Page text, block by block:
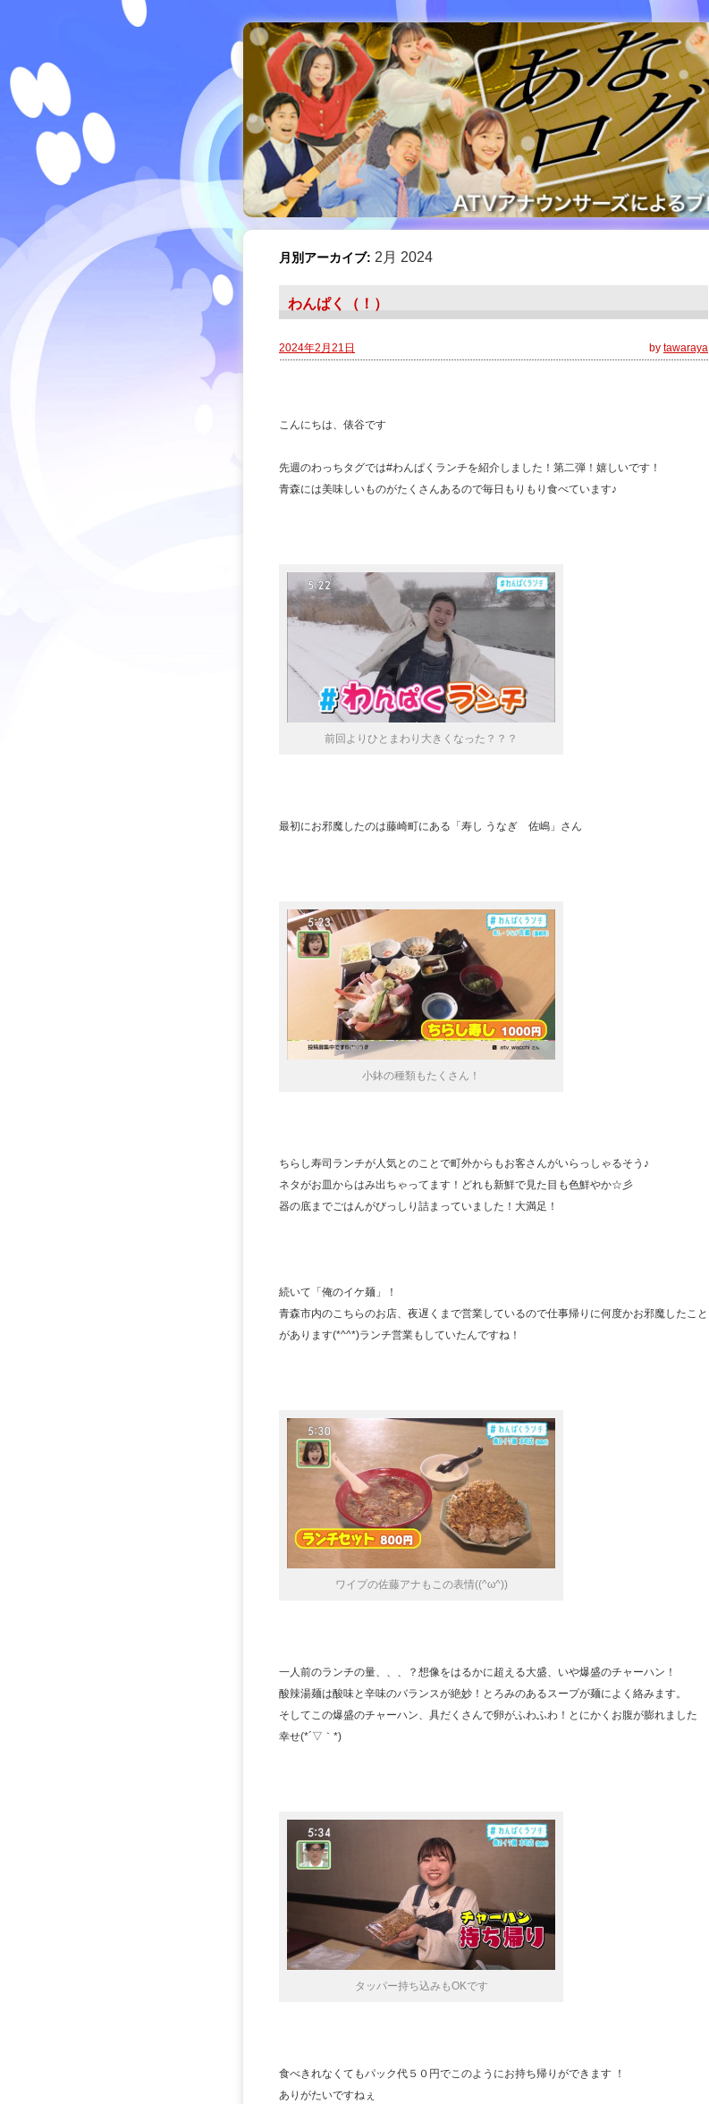
月別アーカイブ: 2月 2024
わんぱく（！）
2024年2月21日 by tawaraya
こんにちは、俵谷です
先週のわっちタグでは#わんぱくランチを紹介しました！第二弾！嬉しいです！
青森には美味しいものがたくさんあるので毎日もりもり食べています♪
前回よりひとまわり大きくなった？？？
最初にお邪魔したのは藤崎町にある「寿し うなぎ 佐嶋」さん
小鉢の種類もたくさん！
ちらし寿司ランチが人気とのことで町外からもお客さんがいらっしゃるそう♪
ネタがお皿からはみ出ちゃってます！どれも新鮮で見た目も色鮮やか☆彡
器の底までごはんがびっしり詰まっていました！大満足！
続いて「俺のイケ麺」！
青森市内のこちらのお店、夜遅くまで営業しているので仕事帰りに何度かお邪魔したこと
があります(*^^*)ランチ営業もしていたんですね！
ワイプの佐藤アナもこの表情((^ω^))
一人前のランチの量、、、？想像をはるかに超える大盛、いや爆盛のチャーハン！
酸辣湯麺は酸味と辛味のバランスが絶妙！とろみのあるスープが麺によく絡みます。
そしてこの爆盛のチャーハン、具だくさんで卵がふわふわ！とにかくお腹が膨れました
幸せ(*´▽｀*)
タッパー持ち込みもOKです
食べきれなくてもパック代５０円でこのようにお持ち帰りができます ！
ありがたいですねぇ